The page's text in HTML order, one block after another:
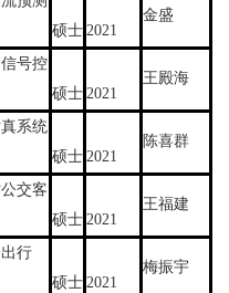
硕士 2021
金盛
号控
硕士 2021
王殿海
系统
硕士 2021
陈喜群
交客
硕士 2021
王福建
行
硕士 2021
梅振宇